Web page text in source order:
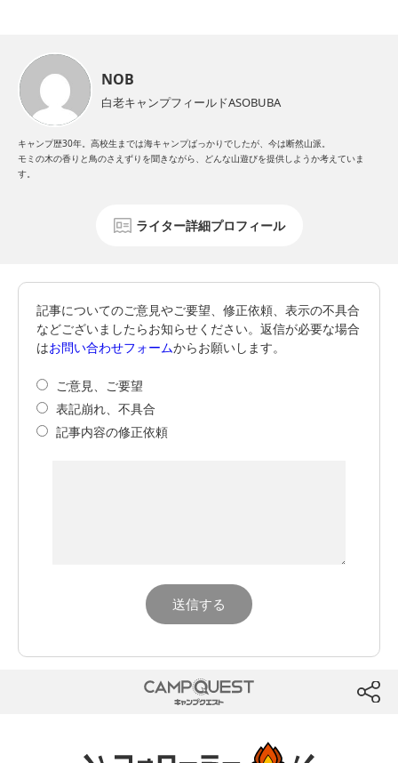
NOB
白老キャンプフィールドASOBUBA
キャンプ歴30年。高校生までは海キャンプばっかりでしたが、今は断然山派。
モミの木の香りと鳥のさえずりを聞きながら、どんな山遊びを提供しようか考えていま
す。
ライター詳細プロフィール
記事についてのご意見やご要望、修正依頼、表示の不具合
などございましたらお知らせください。返信が必要な場合
はお問い合わせフォームからお願いします。
ご意見、ご要望
表記崩れ、不具合
記事内容の修正依頼
btn
CAMP QUEST